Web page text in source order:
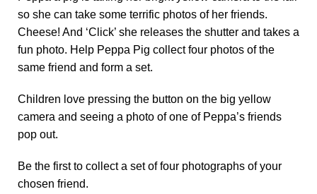
so she can take some terrific photos of her friends.
Cheese! And ‘Click’ she releases the shutter and takes a
fun photo. Help Peppa Pig collect four photos of the
same friend and form a set.
Children love pressing the button on the big yellow
camera and seeing a photo of one of Peppa’s friends
pop out.
Be the first to collect a set of four photographs of your
chosen friend.